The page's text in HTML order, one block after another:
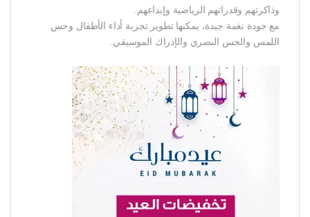
وذاكرتهم وقدراتهم الرياضية وإبداعهم.
مع جودة نغمة جيدة، يمكنها تطوير تجربة أداء الأطفال وحس
اللمس والحس البصري والإدراك الموسيقي.